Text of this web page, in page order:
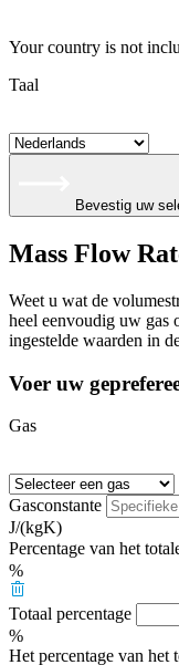
Your country is not
Taal
Bevestig uw
Mass Flow
Weet u wat de
heel eenvoudig uw gas
ingestelde waarden in
Voer uw
Gas
Gasconstante
J/(kgK)
Percentage van het
%
Totaal percentage
%
Het percentage van het